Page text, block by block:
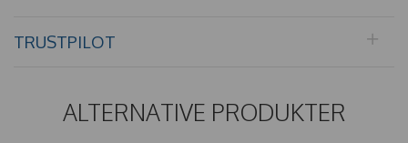
TRUSTPILOT
ALTERNATIVE PRODUKTER